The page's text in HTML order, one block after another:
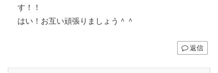
す！！
はい！お互い頑張りましょう＾＾
返信